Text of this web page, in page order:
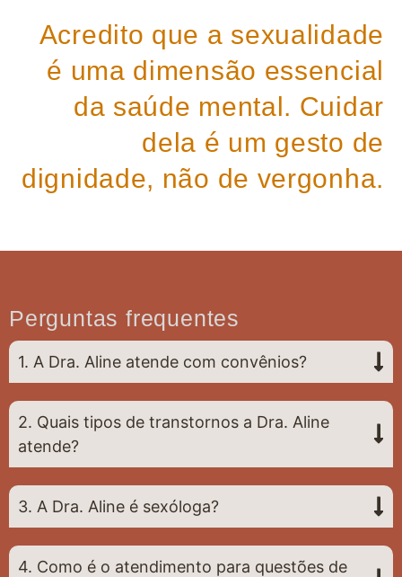
Acredito que a sexualidade
é uma dimensão essencial
da saúde mental. Cuidar
dela é um gesto de
dignidade, não de vergonha.
Perguntas frequentes
1. A Dra. Aline atende com convênios?
2. Quais tipos de transtornos a Dra. Aline
atende?
3. A Dra. Aline é sexóloga?
4. Como é o atendimento para questões de